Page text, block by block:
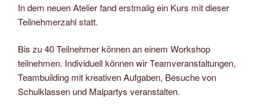
In dem neuen Atelier fand erstmalig ein Kurs mit dieser
Teilnehmerzahl statt.
Bis zu 40 Teilnehmer können an einem Workshop
teilnehmen. Individuell können wir Teamveranstaltungen,
Teambuilding mit kreativen Aufgaben, Besuche von
Schulklassen und Malpartys veranstalten.